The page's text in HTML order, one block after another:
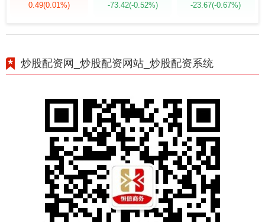
0.49(0.01%) -73.42(-0.52%) -23.67(-0.67%)
炒股配资网_炒股配资网站_炒股配资系统